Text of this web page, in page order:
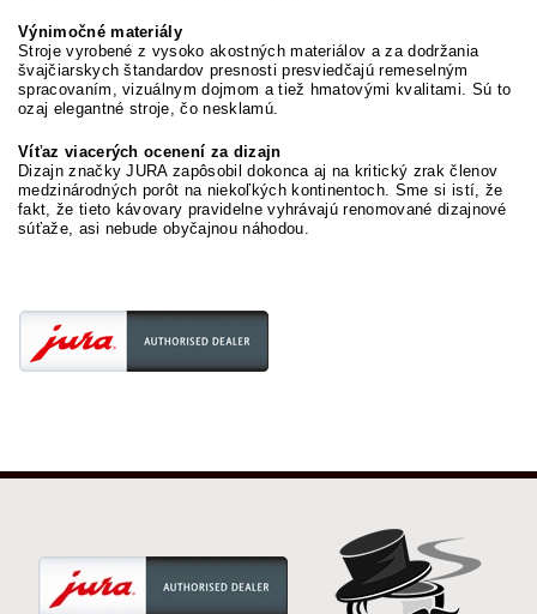
Výnimočné materiály
Stroje vyrobené z vysoko akostných materiálov a za dodržania
švajčiarskych štandardov presnosti presviedčajú remeselným
spracovaním, vizuálnym dojmom a tiež hmatovými kvalitami. Sú to
ozaj elegantné stroje, čo nesklamú.
Víťaz viacerých ocenení za dizajn
Dizajn značky JURA zapôsobil dokonca aj na kritický zrak členov
medzinárodných porôt na niekoľkých kontinentoch. Sme si istí, že
fakt, že tieto kávovary pravidelne vyhrávajú renomované dizajnové
súťaže, asi nebude obyčajnou náhodou.